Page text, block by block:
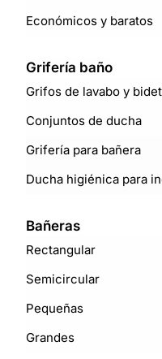
Económicos y baratos
Grifería baño
Grifos de lavabo y bidet
Conjuntos de ducha
Grifería para bañera
Ducha higiénica para
Bañeras
Rectangular
Semicircular
Pequeñas
Grandes